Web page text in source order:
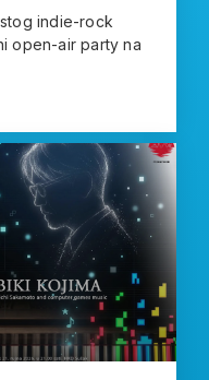
indie-rock
open-air party na